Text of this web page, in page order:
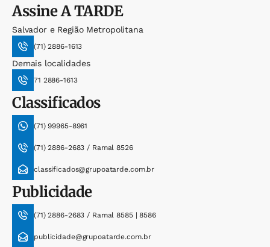
AssineA TARDE
Salvador e Região Metropolitana
(71) 2886-1613
Demais localidades
71 2886-1613
Classificados
(71) 99965-8961
(71) 2886-2683 / Ramal 8526
classificados@grupoatarde.com.br
Publicidade
(71) 2886-2683 / Ramal 8585 | 8586
publicidade@grupoatarde.com.br